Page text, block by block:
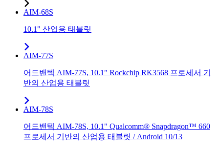
AIM-68S
10.1" 산업용 태블릿
AIM-77S
어드밴텍 AIM-77S, 10.1" Rockchip RK3568 프로세서 기
반의 산업용 태블릿
AIM-78S
어드밴텍 AIM-78S, 10.1" Qualcomm® Snapdragon™ 660
프로세서 기반의 산업용 태블릿 / Android 10/13